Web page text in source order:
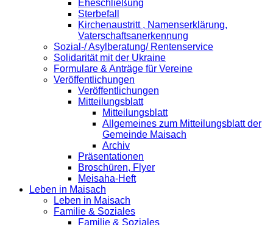
Eheschließung
Sterbefall
Kirchenaustritt , Namenserklärung,
Vaterschaftsanerkennung
Sozial-/ Asylberatung/ Rentenservice
Solidarität mit der Ukraine
Formulare & Anträge für Vereine
Veröffentlichungen
Veröffentlichungen
Mitteilungsblatt
Mitteilungsblatt
Allgemeines zum Mitteilungsblatt der
Gemeinde Maisach
Archiv
Präsentationen
Broschüren, Flyer
Meisaha-Heft
Leben in Maisach
Leben in Maisach
Familie & Soziales
Familie & Soziales